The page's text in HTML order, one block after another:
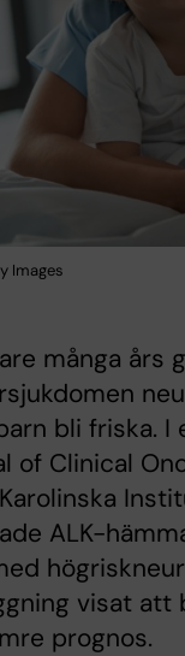
Images
många års
bli friska.
of Clinical
ALK-
visat att
prognos.